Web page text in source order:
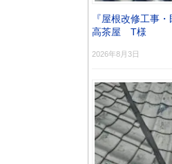
『屋根改修工事
高茶屋 T様
2026年8月3日